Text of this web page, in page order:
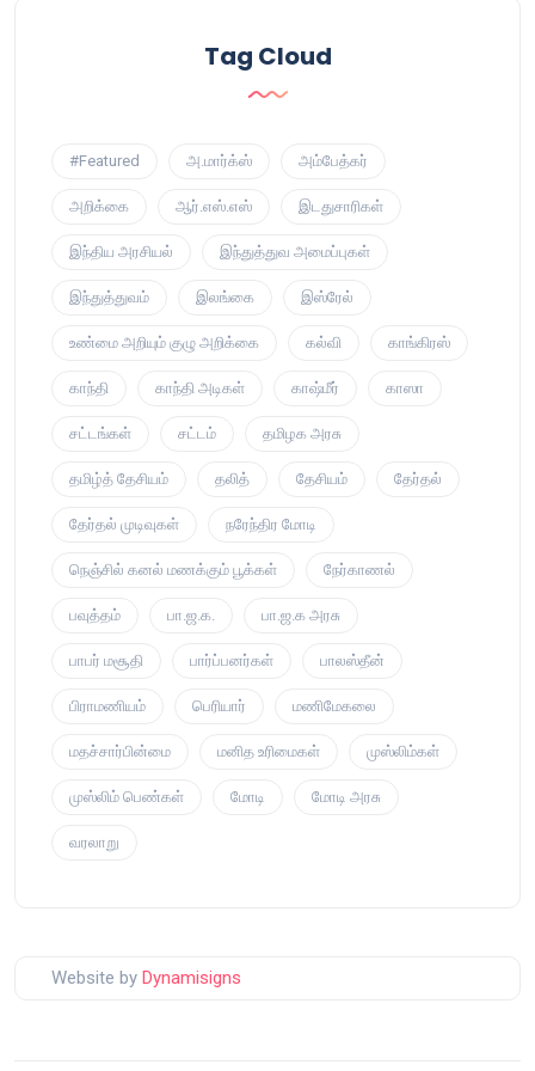
Tag Cloud
#Featured அ.மார்க்ஸ் அம்பேத்கர்
அறிக்கை ஆர்.எஸ்.எஸ் இடதுசாரிகள்
இந்திய அரசியல் இந்துத்துவ அமைப்புகள்
இந்துத்துவம் இலங்கை இஸ்ரேல்
உண்மை அறியும் குழு அறிக்கை கல்வி காங்கிரஸ்
காந்தி காந்தி அடிகள் காஷ்மீர் காஸா
சட்டங்கள் சட்டம் தமிழக அரசு
தமிழ்த் தேசியம் தலித் தேசியம் தேர்தல்
தேர்தல் முடிவுகள் நரேந்திர மோடி
நெஞ்சில் கனல் மணக்கும் பூக்கள் நேர்காணல்
பவுத்தம் பா.ஜ.க. பா.ஜ.க அரசு
பாபர் மசூதி பார்ப்பனர்கள் பாலஸ்தீன்
பிராமணியம் பெரியார் மணிமேகலை
மதச்சார்பின்மை மனித உரிமைகள் முஸ்லிம்கள்
முஸ்லிம் பெண்கள் மோடி மோடி அரசு
வரலாறு
Website by Dynamisigns